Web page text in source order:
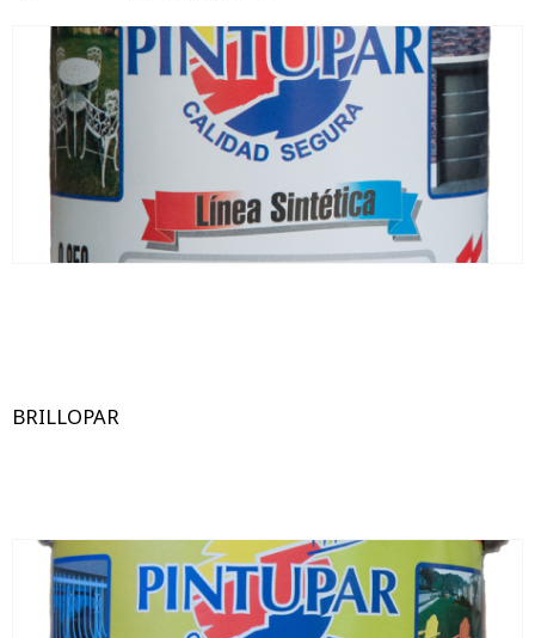
18 Lts
3.6 Lts
250 ml
850 ml
BRILLOPAR
18 Lts
3.6 Lts